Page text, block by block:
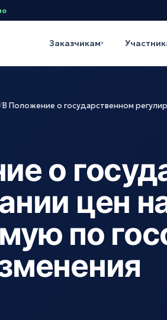
Заказчикам▾
В Положение о государственном
о
цен
по